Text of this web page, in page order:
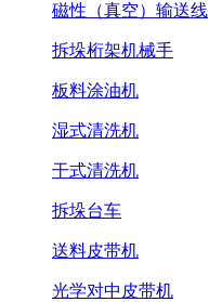
磁性（真空）输送线
拆垛桁架机械手
板料涂油机
湿式清洗机
干式清洗机
拆垛台车
送料皮带机
光学对中皮带机